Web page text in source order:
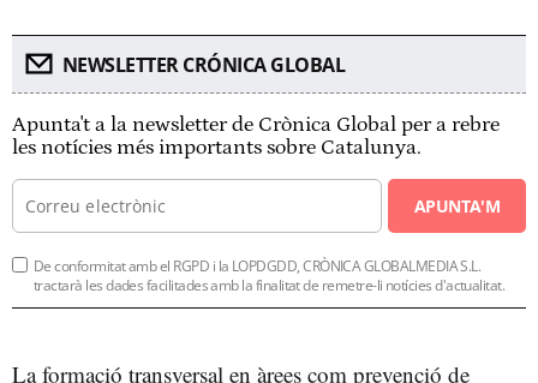
NEWSLETTER CRÓNICA GLOBAL
Apunta't a la newsletter de Crònica Global per a rebre
les notícies més importants sobre Catalunya.
APUNTA'M
De conformitat amb el RGPD i la LOPDGDD, CRÒNICA GLOBALMEDIA S.L.
tractarà les dades facilitades amb la finalitat de remetre-li notícies d'actualitat.
La formació transversal en àrees com prevenció de